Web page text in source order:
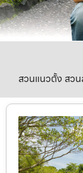
สวนแนวตั้ง สว